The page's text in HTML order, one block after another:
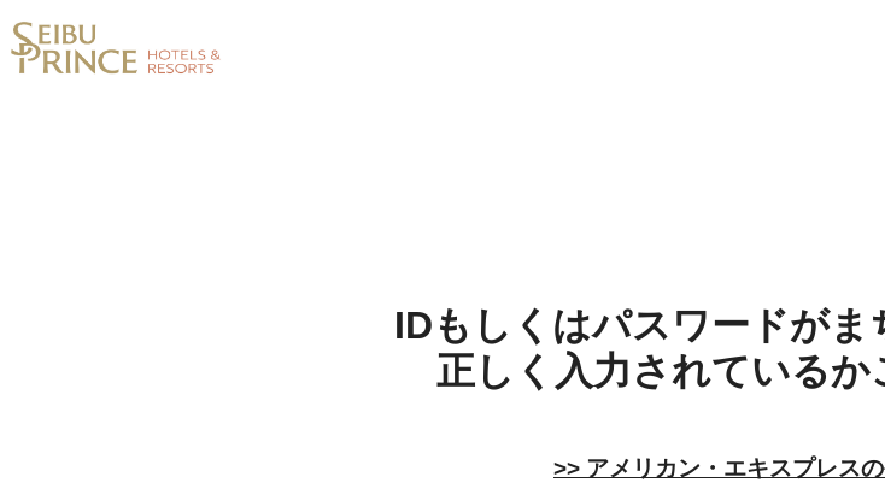
IDもしくはパスワードがま
正しく入力されているか
>> アメリカン・エキスプレス